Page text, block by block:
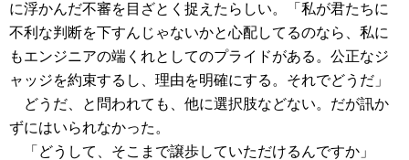
に浮かんだ不審を目ざとく捉えたらしい。「私が君たちに
不利な判断を下すんじゃないかと心配してるのなら、私に
もエンジニアの端くれとしてのプライドがある。公正なジ
ャッジを約束するし、理由を明確にする。それでどうだ」
どうだ、と問われても、他に選択肢などない。だが訊か
ずにはいられなかった。
「どうして、そこまで譲歩していただけるんですか」